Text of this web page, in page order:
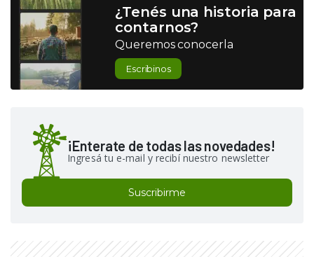
¿Tenés una historia para
contarnos?
Queremos conocerla
Escribinos
¡Enterate de todas las novedades!
Ingresá tu e-mail y recibí nuestro newsletter
Suscribirme